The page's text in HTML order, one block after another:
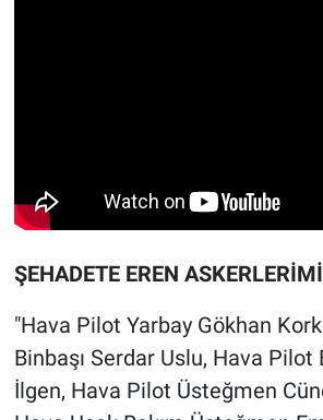
ŞEHADETE EREN
"Hava Pilot Yarbay Gökhan
Binbaşı Serdar Uslu, Hava Pilot
İlgen, Hava Pilot Üsteğmen